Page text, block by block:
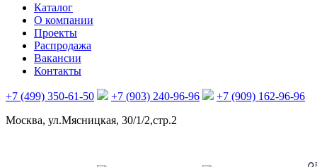
Каталог
О компании
Проекты
Распродажа
Вакансии
Контакты
+7 (499) 350-61-50 +7 (903) 240-96-96
+7 (909) 162-96-96
Москва, ул.Мясницкая, 30/1/2,стр.2